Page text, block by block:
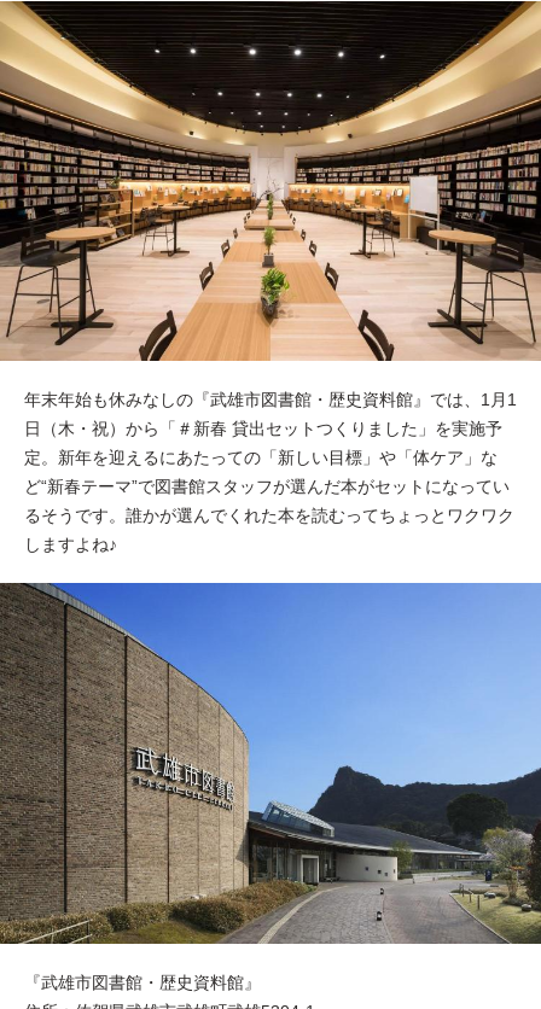
年末年始も休みなしの『武雄市図書館・歴史資料館』では、1月1
日（木・祝）から「＃新春 貸出セットつくりました」を実施予
定。新年を迎えるにあたっての「新しい目標」や「体ケア」な
ど“新春テーマ”で図書館スタッフが選んだ本がセットになってい
るそうです。誰かが選んでくれた本を読むってちょっとワクワク
しますよね♪
『武雄市図書館・歴史資料館』